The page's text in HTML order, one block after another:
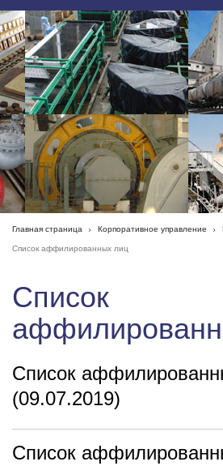
Главная страница Корпоративное управление
Список аффилированных лиц
Список
Список
(09.07.2019)
Список